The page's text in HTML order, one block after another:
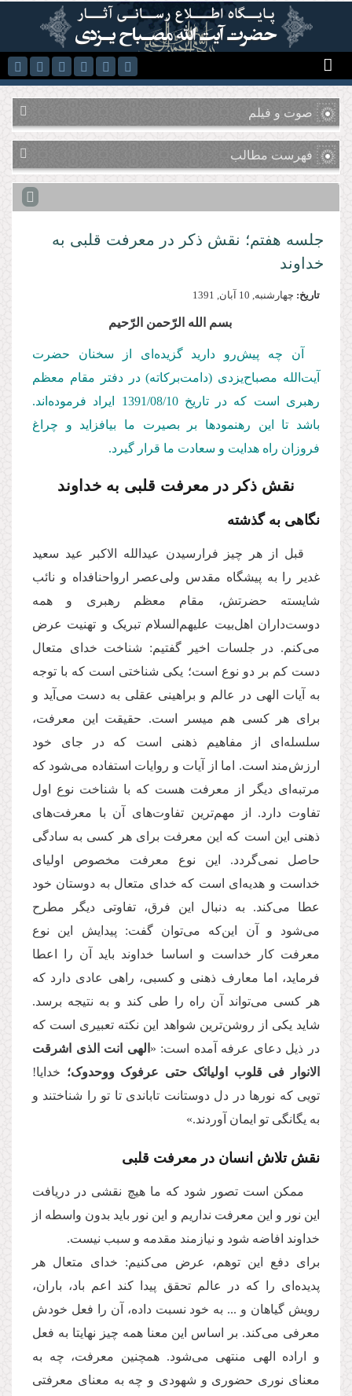
رفتن به محتوای اصلی
صوت و فیلم
فهرست مطالب
جلسه هفتم؛ نقش ذکر در معرفت قلبی به
خداوند
تاریخ: چهارشنبه, 10 آبان, 1391
بسم‌ الله‌ الرّحمن‌ الرّحیم
آن چه پیش‌رو دارید گزیده‌ای از سخنان حضرت
آیت‌الله مصباح‌یزدی (دامت‌بركاته) در دفتر مقام معظم
رهبری است كه در تاریخ 1391/08/10
ایراد فرموده‌اند.
باشد تا این رهنمودها بر بصیرت ما بیافزاید و چراغ
فروزان راه هدایت و سعادت ما قرار گیرد.
نقش ذکر در معرفت قلبی به خداوند
نگاهی به گذشته
قبل از هر چیز فرارسیدن عید‌الله الاکبر عید سعید
غدیر را به پیشگاه مقدس ولی‌عصر ارواحنافداه و نائب
شایسته حضرتش، مقام معظم رهبری و همه
دوست‌داران اهل‌بیت علیهم‌السلام تبریک و تهنیت عرض
می‌کنم. در جلسات اخیر گفتیم: شناخت خدای متعال
دست کم بر دو نوع است؛ یکی شناختی است که با توجه
به آیات الهی در عالم و براهینی عقلی به دست می‌آید و
برای هر کسی هم میسر است. حقیقت این معرفت،
سلسله‌ای از مفاهیم ذهنی است که در جای خود
ارزش‌مند است. اما از آیات و روایات استفاده می‌شود که
مرتبه‌ای دیگر از معرفت هست که با شناخت نوع اول
تفاوت دارد. از مهم‌ترین تفاوت‌های آن با معرفت‌های
ذهنی این است که این معرفت برای هر کسی به سادگی
حاصل نمی‌گردد. این نوع معرفت مخصوص اولیای
خداست و هدیه‌ای است که خدای متعال به دوستان خود
عطا می‌کند. به دنبال این فرق، تفاوتی دیگر مطرح
می‌شود و آن این‌که می‌توان گفت: پیدایش این نوع
معرفت کار خداست و اساسا خداوند باید آن را اعطا
فرماید، اما معارف ذهنی و کسبی، راهی عادی دارد که
هر کسی می‌تواند آن راه را طی کند و به نتیجه برسد.
شاید یکی از روشن‌ترین شواهد این نکته تعبیری است که
در ذیل دعای عرفه آمده است: « الهی انت الذی اشرقت
الانوار فی قلوب اولیائک حتی عرفوک ووحدوک؛ خدایا!
تویی که نورها در دل دوستانت تاباندی تا تو را شناختند و
به یگانگی تو ایمان آوردند.»
نقش تلاش انسان در معرفت قلبی
ممکن است تصور شود که ما هیچ نقشی در دریافت
این نور و این معرفت نداریم و این نور باید بدون واسطه از
خداوند افاضه شود و نیازمند مقدمه و سبب نیست.
برای دفع این توهم، عرض می‌کنیم: خدای متعال هر
پدیده‌ای را که در عالم تحقق پیدا کند اعم باد، باران،
رویش گیاهان و ... به خود نسبت داده، آن را فعل خودش
معرفی می‌کند. بر اساس این معنا همه چیز نهایتا به فعل
و اراده الهی منتهی می‌شود. همچنین معرفت، چه به
معنای نوری حضوری و شهودی و چه به معنای معرفتی